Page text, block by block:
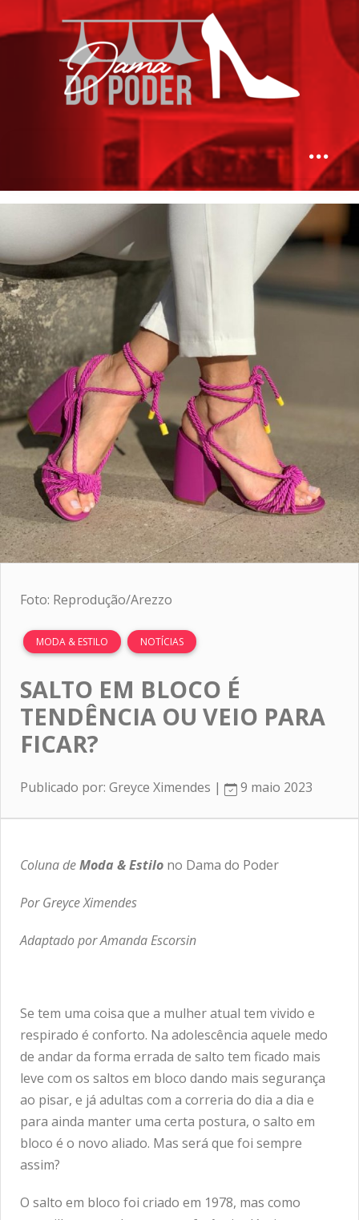
Foto: Reprodução/Arezzo
MODA & ESTILO NOTÍCIAS
SALTO EM BLOCO É
TENDÊNCIA OU VEIO PARA
FICAR?
Publicado por: Greyce Ximendes | 9 maio 2023
Coluna deModa & Estilo no Dama do Poder
Por Greyce Ximendes
Adaptado por Amanda Escorsin
Se tem uma coisa que a mulher atual tem vivido e
respirado é conforto. Na adolescência aquele medo
de andar da forma errada de salto tem ficado mais
leve com os saltos em bloco dando mais segurança
ao pisar, e já adultas com a correria do dia a dia e
para ainda manter uma certa postura, o salto em
bloco é o novo aliado. Mas será que foi sempre
assim?
O salto em bloco foi criado em 1978, mas como